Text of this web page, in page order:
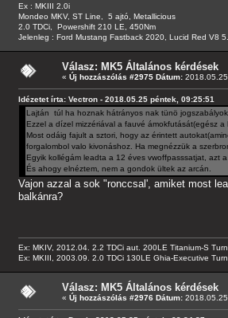
Ex : MKIII 2.0i
Mondeo MKV, ST Line, 5 ajtó, Metallicious
2.0 TDCi, Powershift 210 LE, 450Nm
Jelenleg : Ford Mustang Fastback 2020, Lucid Red V8
Válasz: MK5 Általános kérdések
« Új hozzászólás #2975 Dátum:
Idézetet írta: Vectron - 2018.05.25 péntek, 09:25:51
Lajtán túl ha hoznak hátrányos nak tünö
Ezzel a dízel mizzériával a fauvé ámokfutását(egész
Most odáig fajult a sztori, hogy az érintett
forgalombol valo kivonáshoz. Ha megnézzük a
Egyik kollégám leadta a 12 éves vwoffpasssatjat, azt
És ahogy elnéztem, nem a gondok ültek az arcán.
Vajon azzal a sok "ronccsal', amiket most
balkánra?
Ex: MKIV, 2012.04. 2.2 TDCi aut. 200LE Titanium-S
Ex: MKIII, 2003.09. 2.0 TDCi 130LE Ghia-Executive
Válasz: MK5 Általános kérdések
« Új hozzászólás #2976 Dátum: